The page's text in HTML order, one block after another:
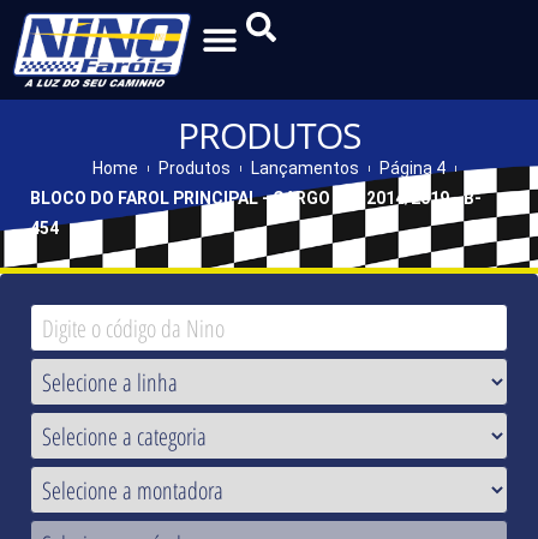
PRODUTOS
Home Produtos Lançamentos
Página 4
BLOCO DO FAROL PRINCIPAL - CARGO 816 2014/2019 - B-
454